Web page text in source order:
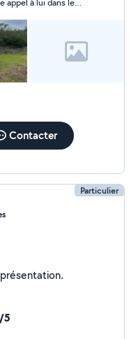
appel à lui dans le
Contacter
Particulier
Je n'ai pas encore renseigné ma présentation.
5